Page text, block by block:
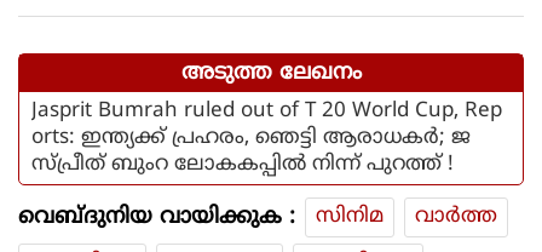
അടുത്ത ലേഖനം
Jasprit Bumrah ruled out of T 20 World Cup, Rep
orts: ഇന്ത്യക്ക് പ്രഹരം, ഞെട്ടി ആരാധകര്‍; ജ
സ്പ്രീത് ബുംറ ലോകകപ്പില്‍ നിന്ന് പുറത്ത് !
വെബ്ദുനിയ വായിക്കുക : സിനിമ
വാര്‍ത്ത